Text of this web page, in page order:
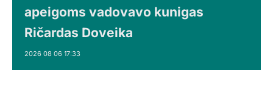
apeigoms vadovavo kunigas
Ričardas Doveika
2026 08 06 17:33